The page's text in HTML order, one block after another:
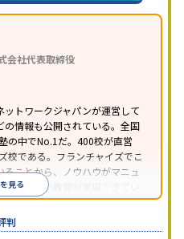
特化対策
対応1科目から受講可能
別指導塾アンケート調査方法を参
会社代表取締役
トワークジャパンが運営して
情報も公開されている。全国
の中でNo.1だ。400校が直営
校である。フランチャイズでこ
ことから、ノウハウがマニュ
存しない教育が実現できてい
見る
判